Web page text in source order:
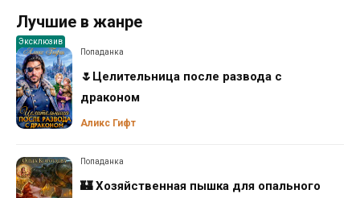
Лучшие в жанре
Эксклюзив
Попаданка
🌷Целительница после развода с
драконом
Аликс Гифт
Попаданка
🏰 Хозяйственная пышка для опального